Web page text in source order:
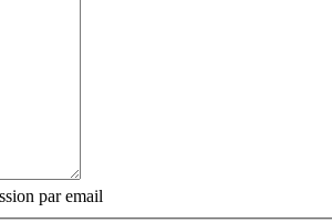
par email